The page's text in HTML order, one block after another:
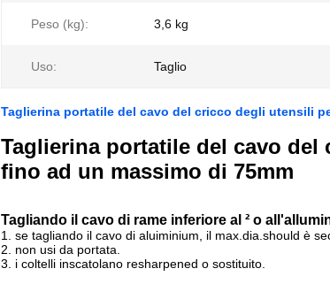
Peso (kg): 3,6 kg
Uso: Taglio
Taglierina portatile del cavo del cricco degli utensili
Taglierina portatile del cavo
fino ad un massimo di 75mm
Tagliando il cavo di rame inferiore al ² o
1. se tagliando il cavo di aluiminium, il max.dia.should è
2. non usi da portata.
3. i coltelli inscatolano resharpened o sostituito.